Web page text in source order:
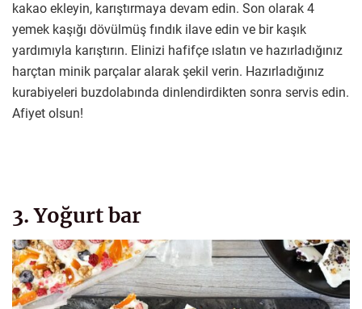
kakao ekleyin, karıştırmaya devam edin. Son olarak 4
yemek kaşığı dövülmüş fındık ilave edin ve bir kaşık
yardımıyla karıştırın. Elinizi hafifçe ıslatın ve hazırladığınız
harçtan minik parçalar alarak şekil verin. Hazırladığınız
kurabiyeleri buzdolabında dinlendirdikten sonra servis edin.
Afiyet olsun!
3. Yoğurt bar